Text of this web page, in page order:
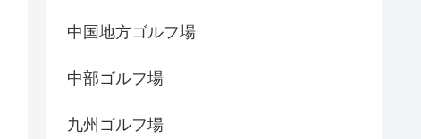
中国地方ゴルフ場
中部ゴルフ場
九州ゴルフ場